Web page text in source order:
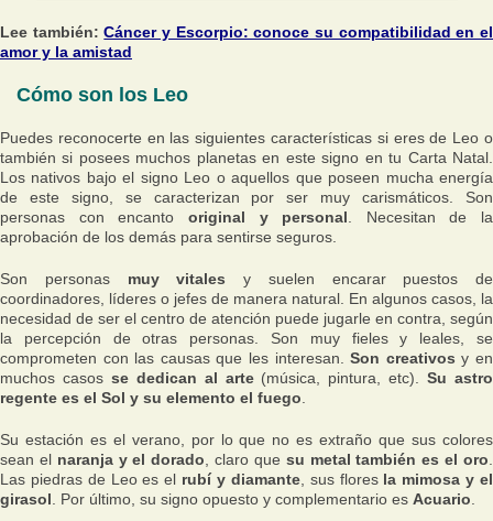
Lee también:Cáncer y Escorpio: conoce su compatibilidad en el
amor y la amistad
Cómo son los Leo
Puedes reconocerte en las siguientes características si eres de Leo o
también si posees muchos planetas en este signo en tu Carta Natal.
Los nativos bajo el signo Leo o aquellos que poseen mucha energía
de este signo, se caracterizan por ser muy carismáticos. Son
personas con encanto original y personal . Necesitan de la
aprobación de los demás para sentirse seguros.
Son personas muy vitales y suelen encarar puestos de
coordinadores, líderes o jefes de manera natural. En algunos casos, la
necesidad de ser el centro de atención puede jugarle en contra, según
la percepción de otras personas. Son muy fieles y leales, se
comprometen con las causas que les interesan.Son creativos y en
muchos casos se dedican al arte(música, pintura, etc).Su astro
regente es el Sol y su elemento el fuego
Su estación es el verano, por lo que no es extraño que sus colores
sean el naranja y el dorado , claro que su metal también es el oro
Las piedras de Leo es el rubí y diamante, sus flores la mimosa y el
girasol . Por último, su signo opuesto y complementario es Acuario